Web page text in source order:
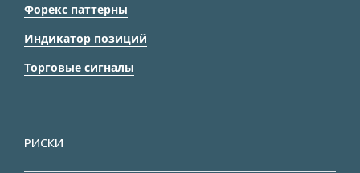
Форекс паттерны
Индикатор позиций
Торговые сигналы
РИСКИ